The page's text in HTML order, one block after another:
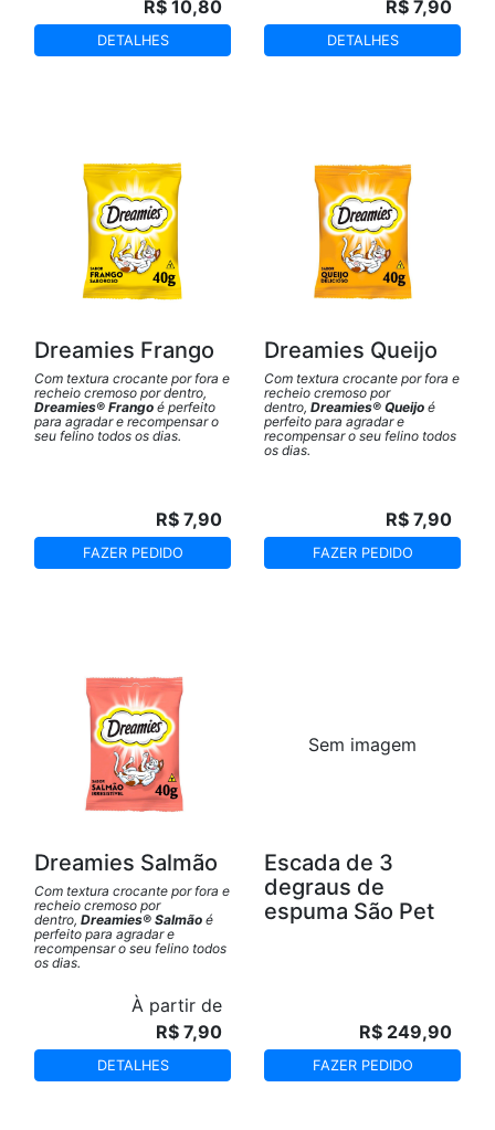
R$ 10,80
DETALHES
R$ 7,90
DETALHES
Dreamies Frango
Com textura crocante por fora e
recheio cremoso por dentro,
Dreamies® Frango é perfeito
para agradar e recompensar o
seu felino todos os dias.
R$ 7,90
FAZER PEDIDO
Dreamies Queijo
Com textura crocante por fora e
recheio cremoso por
dentro, Dreamies® Queijo é
perfeito para agradar e
recompensar o seu felino todos
os dias.
R$ 7,90
FAZER PEDIDO
Dreamies Salmão
Com textura crocante por fora e
recheio cremoso por
dentro, Dreamies® Salmão é
perfeito para agradar e
recompensar o seu felino todos
os dias.
À partir de
R$ 7,90
DETALHES
Sem imagem
Escada de 3
degraus de
espuma São Pet
R$ 249,90
FAZER PEDIDO